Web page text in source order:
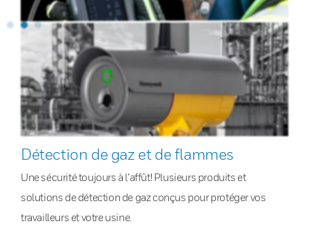
Détection de gaz et de flammes
Une sécurité toujours à l’affût! Plusieurs produits et
solutions de détection de gaz conçus pour protéger vos
travailleurs et votre usine.